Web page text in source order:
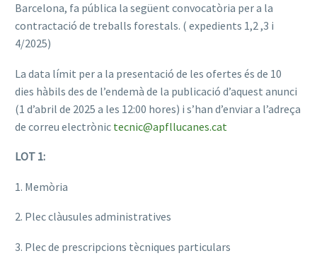
Barcelona, fa pública la següent convocatòria per a la
contractació de treballs forestals. ( expedients 1,2 ,3 i
4/2025)
La data límit per a la presentació de les ofertes és de 10
dies hàbils des de l’endemà de la publicació d’aquest anunci
(1 d’abril de 2025 a les 12:00 hores) i s’han d’enviar a l’adreça
de correu electrònic tecnic@apfllucanes.cat
LOT 1:
1. Memòria
2. Plec clàusules administratives
3. Plec de prescripcions tècniques particulars